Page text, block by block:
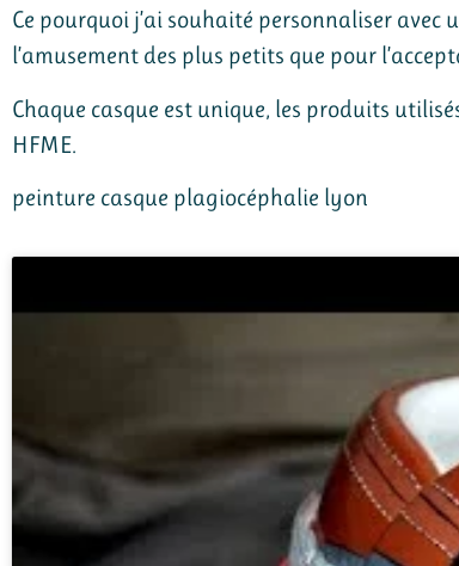
Ce pourquoi j’ai souhaité personnaliser
l’amusement des plus petits que pour
Chaque casque est unique, les produits
HFME.
peinture casque plagiocéphalie lyon